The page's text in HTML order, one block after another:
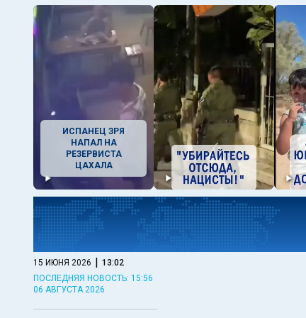
ИСПАНЕЦ ЗРЯ
НАПАЛ НА
РЕЗЕРВИСТА
ЦАХАЛА
15 ИЮНЯ 2026 | 13:02
ПОСЛЕДНЯЯ НОВОСТЬ: 15:56
06 АВГУСТА 2026